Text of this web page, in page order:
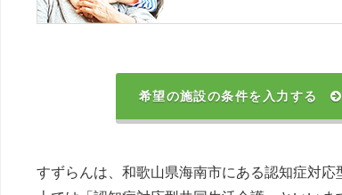
希望の施設の条件を入力する
すずらんは、和歌山県海南市にある認知症対